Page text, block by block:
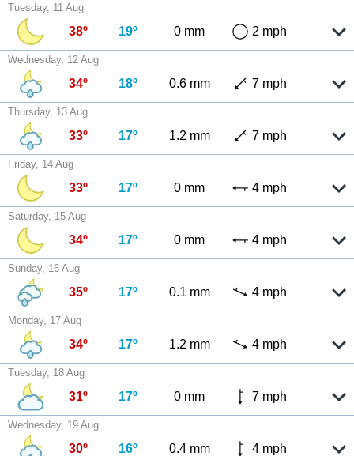
Tuesday, 11 Aug
38º 19º 0 mm 2 mph
Wednesday, 12 Aug
34º 18º 0.6 mm 7 mph
Thursday, 13 Aug
33º 17º 1.2 mm 7 mph
Friday, 14 Aug
33º 17º 0 mm 4 mph
Saturday, 15 Aug
34º 17º 0 mm 4 mph
Sunday, 16 Aug
35º 17º 0.1 mm 4 mph
Monday, 17 Aug
34º 17º 1.2 mm 4 mph
Tuesday, 18 Aug
31º 17º 0 mm 7 mph
Wednesday, 19 Aug
30º 16º 0.4 mm 4 mph